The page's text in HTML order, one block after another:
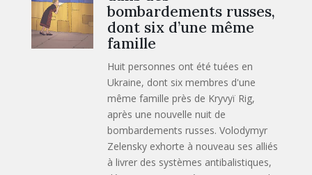
bombardements russes,
dont six d’une même
famille
Huit personnes ont été tuées en
Ukraine, dont six membres d'une
même famille près de Kryvyï Rig,
après une nouvelle nuit de
bombardements russes. Volodymyr
Zelensky exhorte à nouveau ses alliés
à livrer des systèmes antibalistiques,